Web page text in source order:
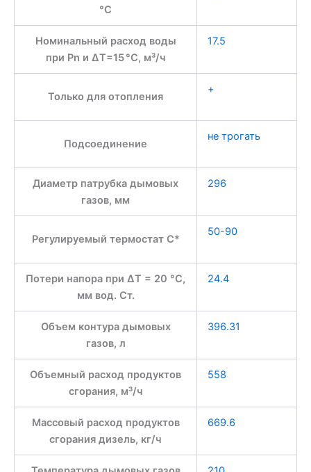
°С
Номинальный расход воды
при Pn и ∆Т=15 °С, м³/ч
17.5
Только для отопления
+
Подсоединение
не трогать
Диаметр патрубка дымовых
газов, мм
296
Регулируемый термостат С*
50-90
Потери напора при ∆T = 20 °C,
мм вод. Ст.
24.4
Объем контура дымовых
газов, л
396.31
Объемный расход продуктов
сгорания, м³/ч
558
Массовый расход продуктов
сгорания дизель, кг/ч
669.6